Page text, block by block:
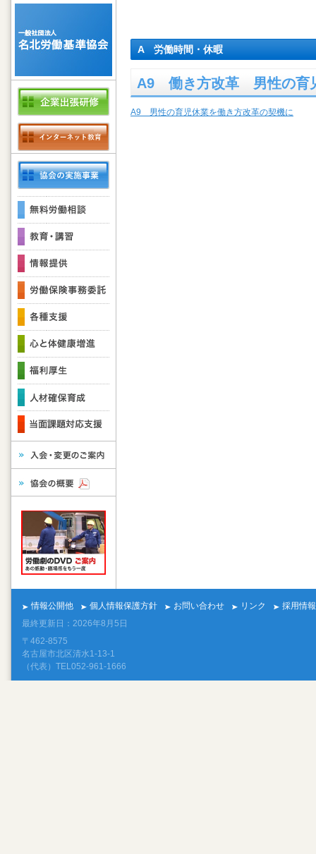
A 労働時間・休暇
A9 働き方改革 男性の育
A9 男性の育児休業を働き方改革の契機に
情報公開他 個人情報保護方針 お問い合わせ リンク
採用情報
最終更新日：2026年8月5日
〒462-8575
名古屋市北区清水1-13-1
（代表）TEL052-961-1666